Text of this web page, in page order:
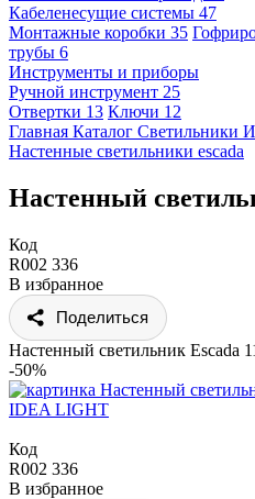
Кабеленесущие системы 47
Монтажные коробки 35
трубы 6
Инструменты и приборы
Ручной инструмент 25
Отвертки 13 Ключи 12
Главная Каталог Светильники
Настенные светильники escada
Настенный
Код
R002 336
В избранное
Поделиться
Настенный светильник Escada
-50%
Код
R002 336
В избранное